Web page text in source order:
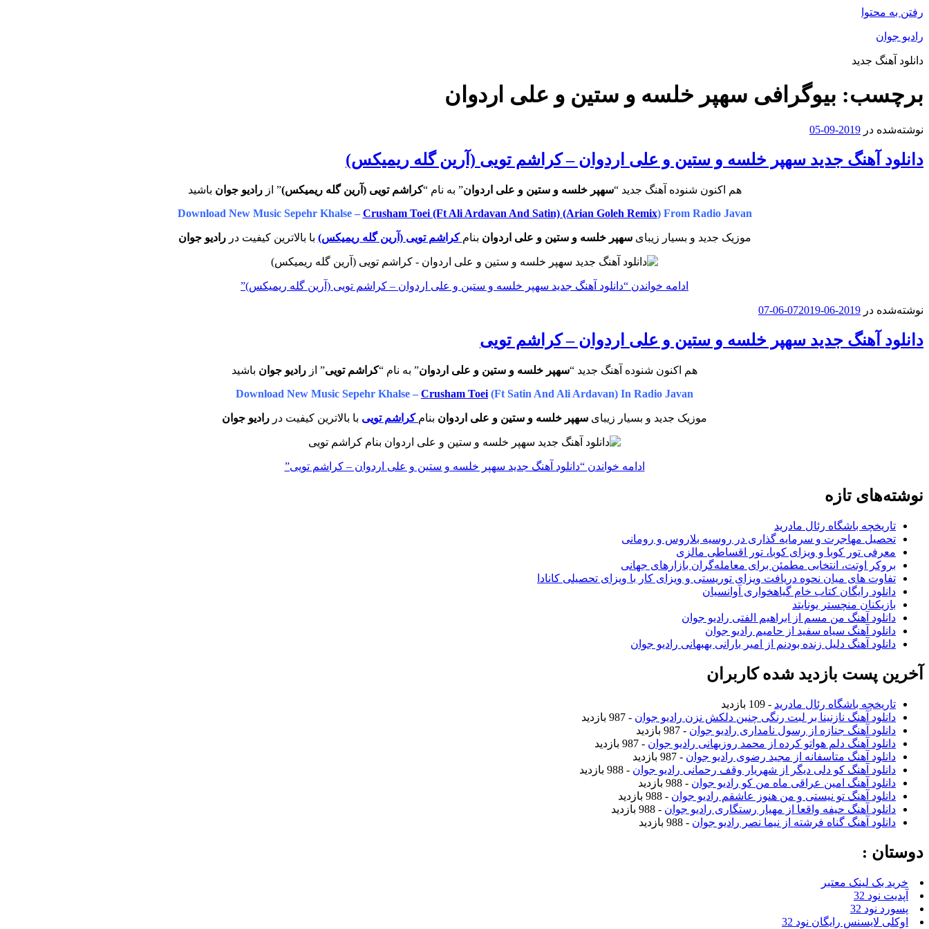
رفتن به محتوا
رادیو جوان
دانلود آهنگ جدید
برچسب: بیوگرافی سهپر خلسه و ستین و علی اردوان
نوشته‌شده در 2019-09-05
دانلود آهنگ جدید سهپر خلسه و ستین و علی اردوان – کراشم تویی (آرین گله ریمیکس)
هم اکنون شنوده آهنگ جدید “سهپر خلسه و ستین و علی اردوان” به نام “کراشم تویی (آرین گله ریمیکس)” ازرادیو جوان باشید
Download New Music Sepehr Khalse – Crusham Toei (Ft Ali Ardavan And Satin) (Arian Goleh Remix) From Radio Javan
موزیک جدید و بسیار زیبایسهپر خلسه و ستین و علی اردوان بنام کراشم تویی (آرین گله ریمیکس) با بالاترین کیفیت دررادیو جوان
ادامه خواندن “دانلود آهنگ جدید سهپر خلسه و ستین و علی اردوان – کراشم تویی (آرین گله ریمیکس)”
نوشته‌شده در 2019-06-07
2019-06-07
دانلود آهنگ جدید سهپر خلسه و ستین و علی اردوان – کراشم تویی
هم اکنون شنوده آهنگ جدید “سهپر خلسه و ستین و علی اردوان” به نام “کراشم تویی” از رادیو جوان باشید
Download New Music Sepehr Khalse – Crusham Toei (Ft Satin And Ali Ardavan) In Radio Javan
موزیک جدید و بسیار زیبای سهپر خلسه و ستین و علی اردوان بنام کراشم تویی با بالاترین کیفیت در رادیو جوان
ادامه خواندن “دانلود آهنگ جدید سهپر خلسه و ستین و علی اردوان – کراشم تویی”
نوشته‌های تازه
تاریخچه باشگاه رئال مادرید
تحصیل مهاجرت و سرمایه گذاری در روسیه بلاروس و رومانی
معرفی تور کوبا و ویزای کوبا، تور اقساطی مالزی
بروکر اوتت، انتخابی مطمئن برای معامله‌گران بازارهای جهانی
تفاوت های میان نحوه دریافت ویزای توریستی و ویزای کار با ویزای تحصیلی کانادا
دانلود رایگان کتاب خام گیاهخواری آوانسیان
بازیکنان منچستر یونایتد
دانلود آهنگ من مسم از ابراهیم الفتی رادیو جوان
دانلود آهنگ سیاه سفید از حامیم رادیو جوان
دانلود آهنگ دلیل زنده بودنم از امیر بارانی بهبهانی رادیو جوان
آخرین پست بازدید شده کاربران
تاریخچه باشگاه رئال مادرید - 109 بازدید
دانلود آهنگ نازنینا بر لبت رنگی چنین دلکش نزن رادیو جوان - 987 بازدید
دانلود آهنگ جنازه از رسول نامداری رادیو جوان - 987 بازدید
دانلود آهنگ دلم هواتو کرده از محمد روزبهانی رادیو جوان - 987 بازدید
دانلود آهنگ متاسفانه از مجید رضوی رادیو جوان - 987 بازدید
دانلود آهنگ کو دلی دیگر از شهریار وقف رحمانی رادیو جوان - 988 بازدید
دانلود آهنگ امین عراقی ماه من کو رادیو جوان - 988 بازدید
دانلود آهنگ تو نیستی و من هنوز عاشقم رادیو جوان - 988 بازدید
دانلود آهنگ حیفه واقعا از مهیار رستگاری رادیو جوان - 988 بازدید
دانلود آهنگ گناه فرشته از نیما نصر رادیو جوان - 988 بازدید
دوستان :
خرید بک لینک معتبر
آپدیت نود 32
پسورد نود 32
اوکلی لایسنس رایگان نود 32